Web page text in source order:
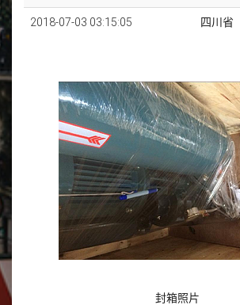
2018-07-03 03:15:05 四川省
封箱照片